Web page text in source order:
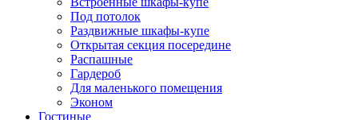
Под потолок
Раздвижные шкафы-купе
Открытая секция посередине
Распашные
Гардероб
Для маленького помещения
Эконом
Гостиные